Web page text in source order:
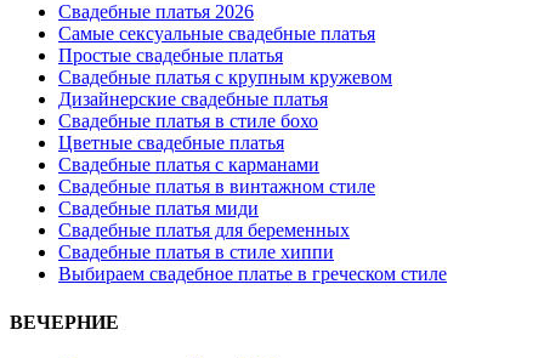
Свадебные платья 2026
Самые сексуальные свадебные платья
Простые свадебные платья
Свадебные платья с крупным кружевом
Дизайнерские свадебные платья
Свадебные платья в стиле бохо
Цветные свадебные платья
Свадебные платья с карманами
Свадебные платья в винтажном стиле
Свадебные платья миди
Свадебные платья для беременных
Свадебные платья в стиле хиппи
Выбираем свадебное платье в греческом стиле
ВЕЧЕРНИЕ